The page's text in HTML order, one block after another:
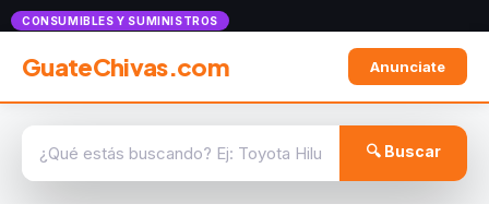
Anunciate con nosotros
GuateChivas.com Anunciate
🔍 Buscar
CONSUMIBLES Y SUMINISTROS